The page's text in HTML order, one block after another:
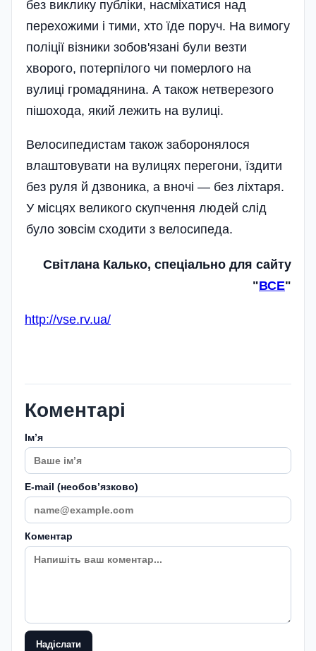
без виклику публіки, насміхатися над
перехожими і тими, хто їде поруч. На вимогу
поліції візники зобов'язані були везти
хворого, потерпілого чи померлого на
вулиці громадянина. А також нетверезого
пішохода, який лежить на вулиці.
Велосипедистам також заборонялося
влаштовувати на вулицях перегони, їздити
без руля й дзвоника, а вночі — без ліхтаря.
У місцях великого скупчення людей слід
було зовсім сходити з велосипеда.
Світлана Калько, спеціально для сайту
"ВСЕ"
http://vse.rv.ua/
Коментарі
Імʼя
E-mail (необовʼязково)
Коментар
Надіслати